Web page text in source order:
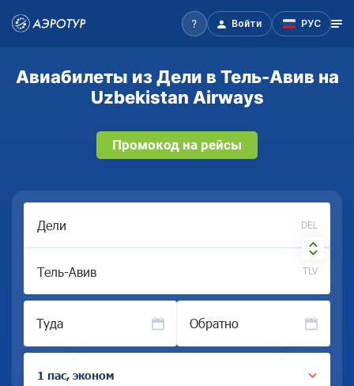
Войти РУС
Авиабилеты из Дели в Тель-Авив на
Uzbekistan Airways
Промокод на рейсы
DEL
TLV
Туда Обратно
1 пас, эконом